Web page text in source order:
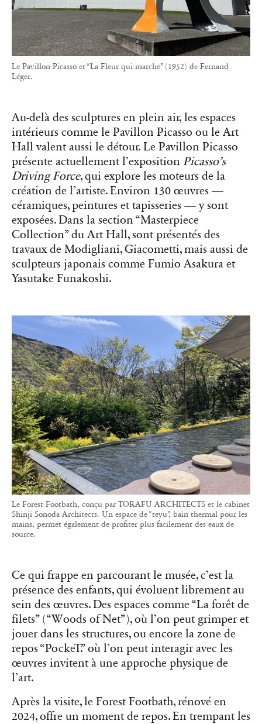
Le Pavillon Picasso et “La Fleur qui marche” (1952) de Fernand
Léger.
Au-delà des sculptures en plein air, les espaces
intérieurs comme le Pavillon Picasso ou le Art
Hall valent aussi le détour. Le Pavillon Picasso
présente actuellement l’exposition Picasso’s
Driving Force, qui explore les moteurs de la
création de l’artiste. Environ 130 œuvres —
céramiques, peintures et tapisseries — y sont
exposées. Dans la section “Masterpiece
Collection” du Art Hall, sont présentés des
travaux de Modigliani, Giacometti, mais aussi de
sculpteurs japonais comme Fumio Asakura et
Yasutake Funakoshi.
Le Forest Footbath, conçu par TORAFU ARCHITECTS et le cabinet
Shinji Sonoda Architects. Un espace de “teyu”, bain thermal pour les
mains, permet également de profiter plus facilement des eaux de
source.
Ce qui frappe en parcourant le musée, c’est la
présence des enfants, qui évoluent librement au
sein des œuvres. Des espaces comme “La forêt de
filets” (“Woods of Net”), où l’on peut grimper et
jouer dans les structures, ou encore la zone de
repos “PockeT.” où l’on peut interagir avec les
œuvres invitent à une approche physique de
l’art.
Après la visite, le Forest Footbath, rénové en
2024, offre un moment de repos. En trempant les